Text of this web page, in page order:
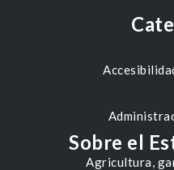
Agricultura,
Sobre el